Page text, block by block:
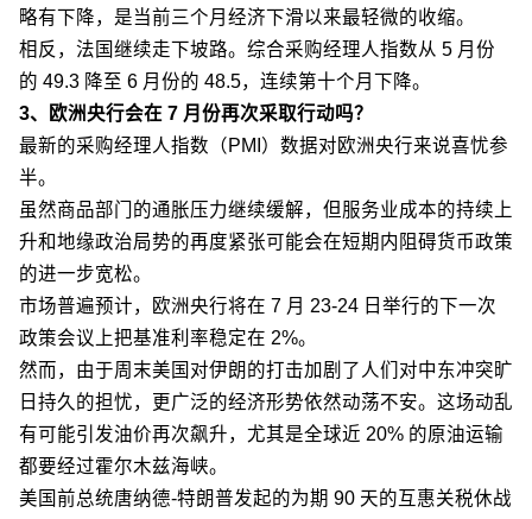
略有下降，是当前三个月经济下滑以来最轻微的收缩。
相反，法国继续走下坡路。综合采购经理人指数从 5 月份
的 49.3 降至 6 月份的 48.5，连续第十个月下降。
3、欧洲央行会在 7 月份再次采取行动吗？
最新的采购经理人指数（PMI）数据对欧洲央行来说喜忧参
半。
虽然商品部门的通胀压力继续缓解，但服务业成本的持续上
升和地缘政治局势的再度紧张可能会在短期内阻碍货币政策
的进一步宽松。
市场普遍预计，欧洲央行将在 7 月 23-24 日举行的下一次
政策会议上把基准利率稳定在 2%。
然而，由于周末美国对伊朗的打击加剧了人们对中东冲突旷
日持久的担忧，更广泛的经济形势依然动荡不安。这场动乱
有可能引发油价再次飙升，尤其是全球近 20% 的原油运输
都要经过霍尔木兹海峡。
美国前总统唐纳德-特朗普发起的为期 90 天的互惠关税休战